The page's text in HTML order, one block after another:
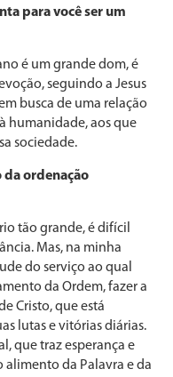
para você ser um
é um grande dom, é
seguindo a Jesus
busca de uma relação
humanidade, aos que
sociedade.
da ordenação
tão grande, é difícil
Mas, na minha
do serviço ao qual
da Ordem, fazer a
Cristo, que está
lutas e vitórias diárias.
que traz esperança e
da Palavra e da